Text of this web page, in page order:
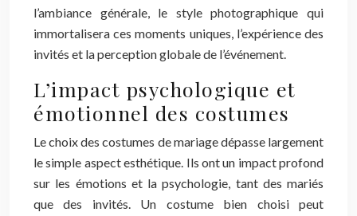
l’ambiance générale, le style photographique qui
immortalisera ces moments uniques, l’expérience des
invités et la perception globale de l’événement.
L’impact psychologique et
émotionnel des costumes
Le choix des costumes de mariage dépasse largement
le simple aspect esthétique. Ils ont un impact profond
sur les émotions et la psychologie, tant des mariés
que des invités. Un costume bien choisi peut